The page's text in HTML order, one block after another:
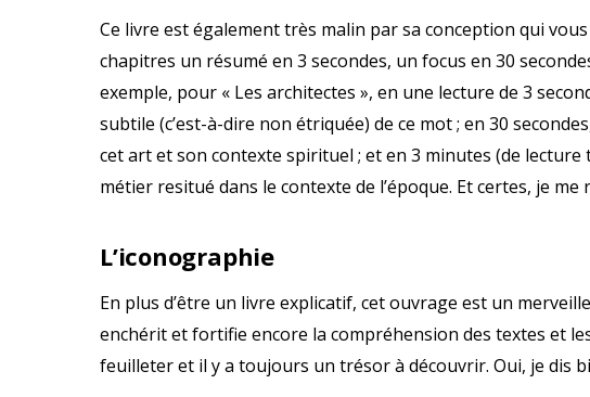
Ce livre est également très malin par sa conception qui
chapitres un résumé en 3 secondes, un focus en 30
exemple, pour « Les architectes », en une lecture de 3
subtile (c’est-à-dire non étriquée) de ce mot ; en 30
cet art et son contexte spirituel ; et en 3 minutes (de
métier resitué dans le contexte de l’époque. Et certes, je me
L’iconographie
En plus d’être un livre explicatif, cet ouvrage est un
enchérit et fortifie encore la compréhension des textes et
feuilleter et il y a toujours un trésor à découvrir. Oui, je dis